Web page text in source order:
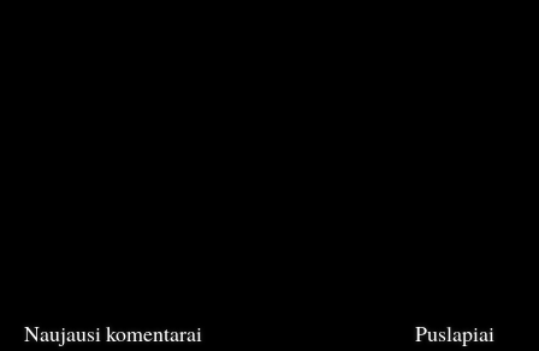
Naujausi komentarai Puslapiai